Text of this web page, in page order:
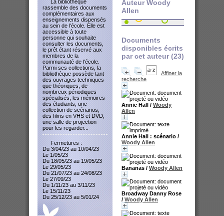
Auteur Woody
Allen
Documents
disponibles écrits
par cet auteur (23)
Affiner la
recherche
Annie Hall / Woody
Allen
Annie Hall : scénario /
Woody Allen
Bananas / Woody Allen
Broadway Danny Rose
/ Woody Allen
La bibliothèque
rassemble des documents
complémentaires aux
enseignements dispensés
au sein de l'école. Elle est
accessible à toute
personne qui souhaite
consulter les documents,
le prêt étant réservé aux
membres de la
communauté de l'école.
Parmi ses collections, la
bibliothèque possède tant
des ouvrages techniques
que théoriques, de
nombreux périodiques
spécialisés, les mémoires
des étudiants, une
collection de scénarios,
des films en VHS et DVD,
une salle de projection
pour les regarder...
Fermetures :
Du 3/04/23 au 10/04/23
Le 1/05/23
Du 18/05/23 au 19/05/23
Le 29/05/23
Du 21/07/23 au 24/08/23
Le 27/09/23
Du 1/11/23 au 3/11/23
Le 15/11/23
Du 25/12/23 au 5/01/24